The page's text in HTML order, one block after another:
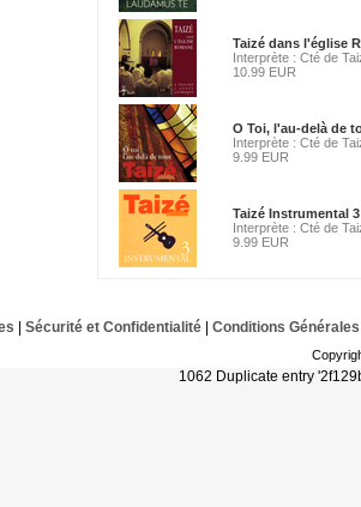
Taizé dans l'église
Interprète : Cté de
10.99 EUR
O Toi, l'au-delà de
Interprète : Cté de
9.99 EUR
Taizé Instrumental 3
Interprète : Cté de
9.99 EUR
Sécurité et Confidentialité| Conditions Générales
1062 Duplicate entry